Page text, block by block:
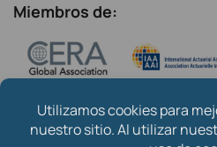
Miembros de: